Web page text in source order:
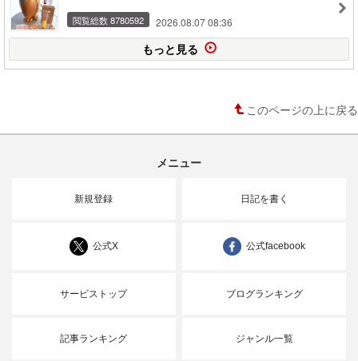
閲覧総数 8780592 2026.08.07 08:36
もっと見る
このページの上に戻る
メニュー
新規登録 日記を書く
公式X 公式facebook
サービストップ ブログランキング
記事ランキング ジャンル一覧